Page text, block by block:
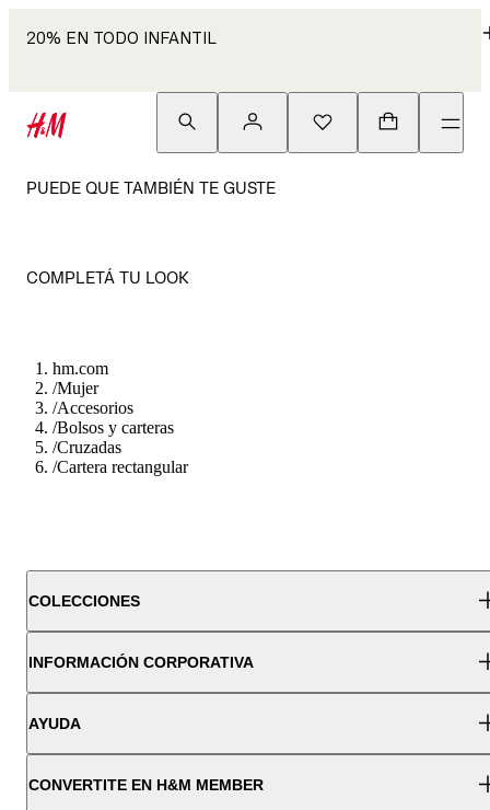
20% EN TODO INFANTIL
PUEDE QUE TAMBIÉN TE GUSTE
COMPLETÁ TU LOOK
hm.com
/Mujer
/Accesorios
/Bolsos y carteras
/Cruzadas
/Cartera rectangular
COLECCIONES
INFORMACIÓN CORPORATIVA
AYUDA
CONVERTITE EN H&M MEMBER